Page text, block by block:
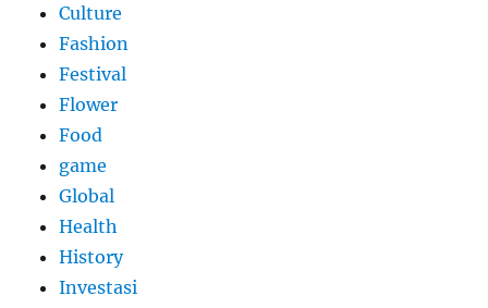
Culture
Fashion
Festival
Flower
Food
game
Global
Health
History
Investasi